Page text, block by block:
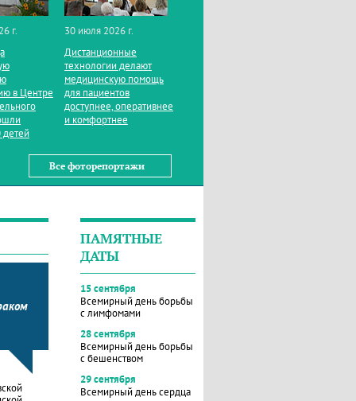
г.
в Центре
детей
30 июля 2026 г.
Дистанционные
технологии делают
медицинскую помощь
для пациентов
доступнее, оперативнее
и комфортнее
Все фоторепортажи
ПАМЯТНЫЕ
ДАТЫ
15 сентября
Всемирный день борьбы
с лимфомами
28 сентября
Всемирный день борьбы
с бешенством
29 сентября
Всемирный день сердца